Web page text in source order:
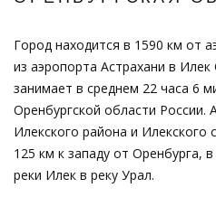
Город находится в 1590 км от
из аэропорта Астрахани в Илек
занимает в среднем 22 часа 6
Оренбургской области России.
Илекского района и Илекского
125 км к западу от Оренбурга,
реки Илек в реку Урал.